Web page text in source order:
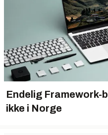
Endelig
ikke i Norge